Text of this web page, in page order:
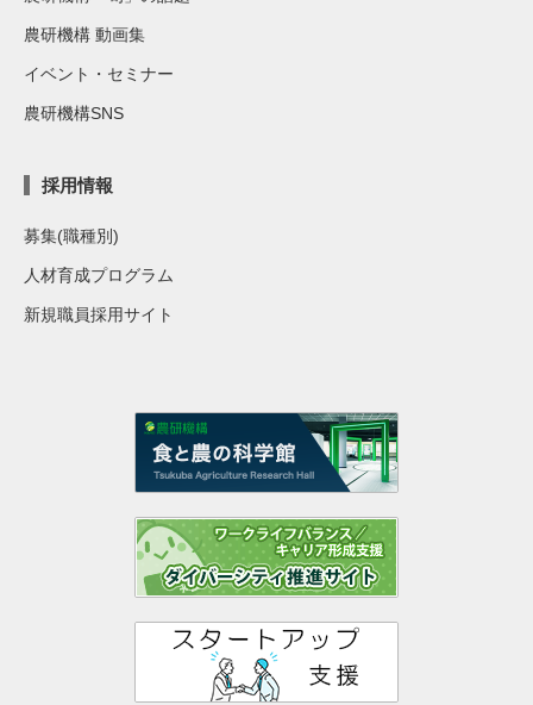
農研機構 動画集
イベント・セミナー
農研機構SNS
採用情報
募集(職種別)
人材育成プログラム
新規職員採用サイト